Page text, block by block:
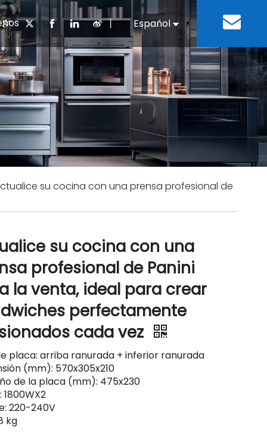
chino Equipos de refrigeración
Equipo para lavar platos
Negocios e Industria Residencias de
Descargar
del desarrollo
丨 Español
English
su cocina con una prensa profesional de
su cocina con una
profesional de Panini
la venta, ideal para crear
perfectamente
cada vez
placa: arriba ranurada + inferior ranurada
(mm): 570x305x210
de la placa (mm): 475x230
1800WX2
220-240V
kg